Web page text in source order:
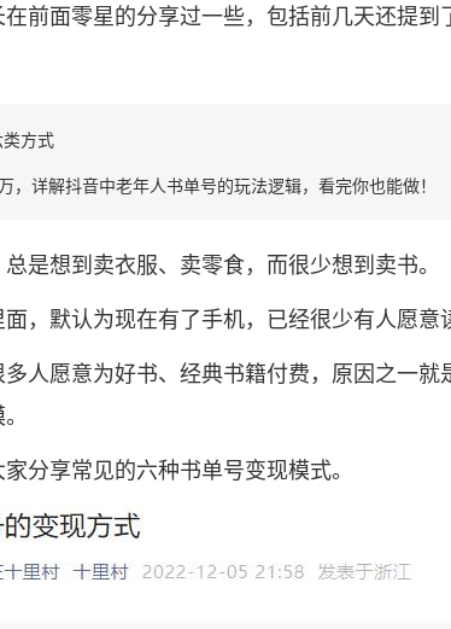
面零星的分享过一些，包括前几天还提到
方式
详解抖音中老年人书单号的玩法逻辑，看完你也能做！
想到卖衣服、卖零食，而很少想到卖书。
默认为现在有了手机，已经很少有人愿意
愿意为好书、经典书籍付费，原因之一就
享常见的六种书单号变现模式。